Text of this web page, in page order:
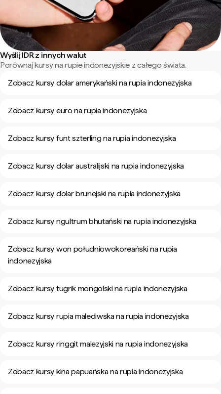
Wyślij IDR z innych walut
Porównaj kursy na rupie indonezyjskie z całego świata.
Zobacz kursy dolar amerykański na rupia indonezyjska
Zobacz kursy euro na rupia indonezyjska
Zobacz kursy funt szterling na rupia indonezyjska
Zobacz kursy dolar australijski na rupia indonezyjska
Zobacz kursy dolar brunejski na rupia indonezyjska
Zobacz kursy ngultrum bhutański na rupia indonezyjska
Zobacz kursy won południowokoreański na rupia
indonezyjska
Zobacz kursy tugrik mongolski na rupia indonezyjska
Zobacz kursy rupia malediwska na rupia indonezyjska
Zobacz kursy ringgit malezyjski na rupia indonezyjska
Zobacz kursy kina papuańska na rupia indonezyjska